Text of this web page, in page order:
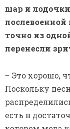
мы пришли в
брать только
буклями и
остальное. А
Мы играем в
Использованы
разных